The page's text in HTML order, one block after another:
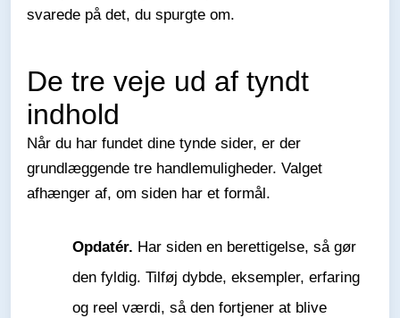
svarede på det, du spurgte om.
De tre veje ud af tyndt
indhold
Når du har fundet dine tynde sider, er der
grundlæggende tre handlemuligheder. Valget
afhænger af, om siden har et formål.
Opdatér. Har siden en berettigelse, så gør
den fyldig. Tilføj dybde, eksempler, erfaring
og reel værdi, så den fortjener at blive